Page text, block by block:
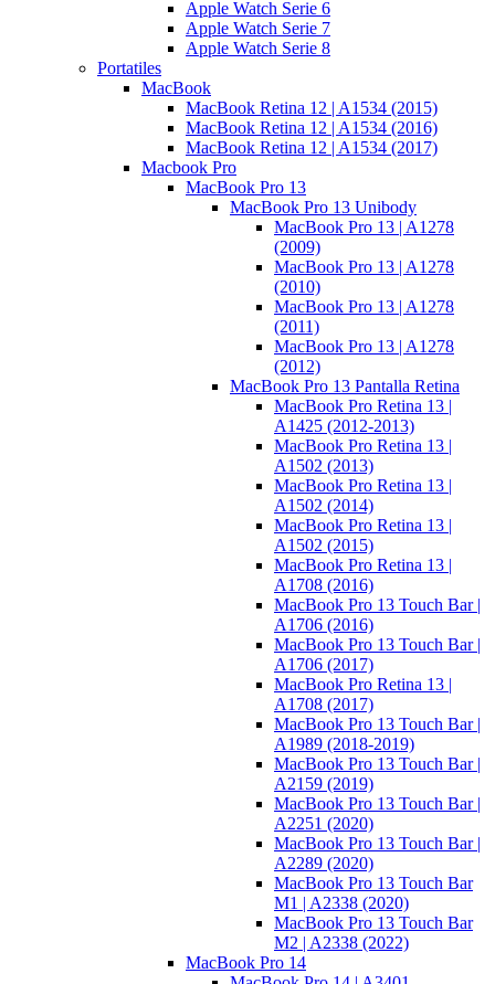
Apple Watch Serie 6
Apple Watch Serie 7
Apple Watch Serie 8
Portatiles
MacBook
MacBook Retina 12 | A1534 (2015)
MacBook Retina 12 | A1534 (2016)
MacBook Retina 12 | A1534 (2017)
Macbook Pro
MacBook Pro 13
MacBook Pro 13 Unibody
MacBook Pro 13 | A1278
(2009)
MacBook Pro 13 | A1278
(2010)
MacBook Pro 13 | A1278
(2011)
MacBook Pro 13 | A1278
(2012)
MacBook Pro 13 Pantalla Retina
MacBook Pro Retina 13 |
A1425 (2012-2013)
MacBook Pro Retina 13 |
A1502 (2013)
MacBook Pro Retina 13 |
A1502 (2014)
MacBook Pro Retina 13 |
A1502 (2015)
MacBook Pro Retina 13 |
A1708 (2016)
MacBook Pro 13 Touch Bar |
A1706 (2016)
MacBook Pro 13 Touch Bar |
A1706 (2017)
MacBook Pro Retina 13 |
A1708 (2017)
MacBook Pro 13 Touch Bar |
A1989 (2018-2019)
MacBook Pro 13 Touch Bar |
A2159 (2019)
MacBook Pro 13 Touch Bar |
A2251 (2020)
MacBook Pro 13 Touch Bar |
A2289 (2020)
MacBook Pro 13 Touch Bar
M1 | A2338 (2020)
MacBook Pro 13 Touch Bar
M2 | A2338 (2022)
MacBook Pro 14